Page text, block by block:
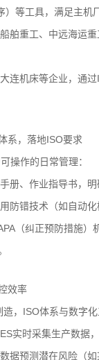
）等工具，满足主机
舶重工、中远海运
连机床等企业，通
系，落地ISO要求
操作的日常管理：
册、作业指导书，
防错技术（如自动
（纠正预防措施
效率
，ISO体系与数字
实时采集生产数据
据预测潜在风险（